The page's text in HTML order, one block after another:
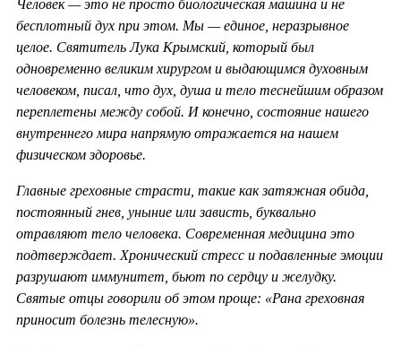
Человек — это не просто биологическая машина и не
бесплотный дух при этом. Мы — единое, неразрывное
целое. Святитель Лука Крымский, который был
одновременно великим хирургом и выдающимся духовным
человеком, писал, что дух, душа и тело теснейшим образом
переплетены между собой. И конечно, состояние нашего
внутреннего мира напрямую отражается на нашем
физическом здоровье.
Главные греховные страсти, такие как затяжная обида,
постоянный гнев, уныние или зависть, буквально
отравляют тело человека. Современная медицина это
подтверждает. Хронический стресс и подавленные эмоции
разрушают иммунитет, бьют по сердцу и желудку.
Святые отцы говорили об этом проще: «Рана греховная
приносит болезнь телесную».